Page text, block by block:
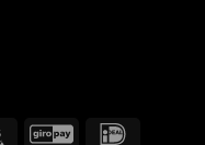
Eps GiroPay